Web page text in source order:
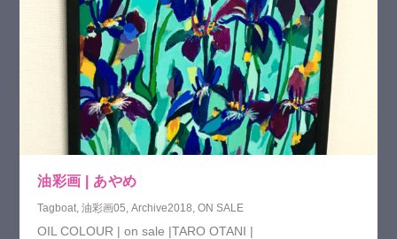
油彩画 | あやめ
Tagboat ,油彩画05 ,Archive2018 ,ON SALE
OIL COLOUR | on sale |TARO OTANI |